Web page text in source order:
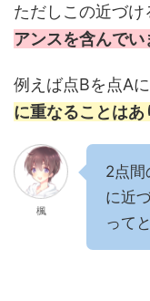
ただしこの近づ
アンスを含んでい
例えば点Bを点A
に重なることはあ
楓
2点間
に近
って